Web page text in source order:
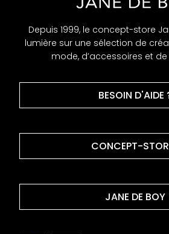
Depuis 1999, le concept-store
lumière sur une sélection de
mode, d’accessoires et
BESOIN D'AIDE
CONCEPT-
JANE DE BOY